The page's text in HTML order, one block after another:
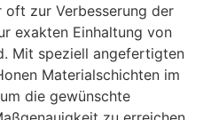
oft zur Verbesserung der
exakten Einhaltung von
Mit speziell angefertigten
Materialschichten im
die gewünschte